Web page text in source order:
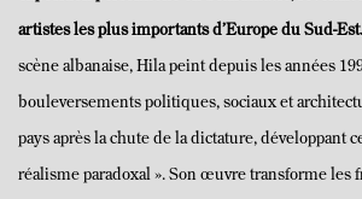
artistes les plus importants d’Europe du Sud-Est.
scène albanaise, Hila peint depuis les années
bouleversements politiques, sociaux et
pays après la chute de la dictature, développant
réalisme paradoxal ». Son œuvre transforme les